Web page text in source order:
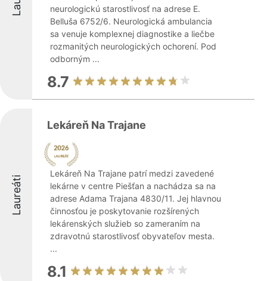
neurologickú starostlivosť na adrese E.
Belluša 6752/6. Neurologická ambulancia
sa venuje komplexnej diagnostike a liečbe
rozmanitých neurologických ochorení. Pod
odborným ...
8.7
Laureáti
Lekáreň Na Trajane
Lekáreň Na Trajane patrí medzi zavedené
lekárne v centre Piešťan a nachádza sa na
adrese Adama Trajana 4830/11. Jej hlavnou
činnosťou je poskytovanie rozšírených
lekárenských služieb so zameraním na
zdravotnú starostlivosť obyvateľov mesta.
...
8.1